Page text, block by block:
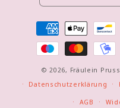
Zahlungsmethoden
© 2026, Fräulein
Datenschutzerklärung
AGB